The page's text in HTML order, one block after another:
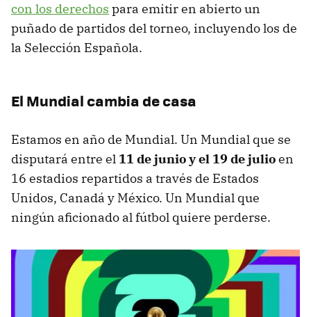
con los derechos para emitir en abierto un
puñado de partidos del torneo, incluyendo los de
la Selección Española.
El Mundial cambia de casa
Estamos en año de Mundial. Un Mundial que se
disputará entre el 11 de junio y el 19 de julioen
16 estadios repartidos a través de Estados
Unidos, Canadá y México. Un Mundial que
ningún aficionado al fútbol quiere perderse.